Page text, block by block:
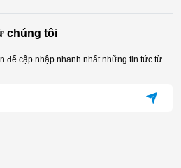
chúng tôi
để cập nhập nhanh nhất những tin tức từ